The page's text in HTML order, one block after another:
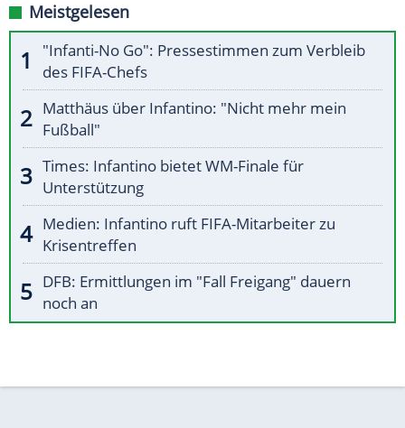
Meistgelesen
"Infanti-No Go": Pressestimmen zum Verbleib
des FIFA-Chefs
Matthäus über Infantino: "Nicht mehr mein
Fußball"
Times: Infantino bietet WM-Finale für
Unterstützung
Medien: Infantino ruft FIFA-Mitarbeiter zu
Krisentreffen
DFB: Ermittlungen im "Fall Freigang" dauern
noch an